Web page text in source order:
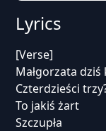
Lyrics
[Verse]
Małgorzata
Czterdzieści
To jakiś żart
Szczupła